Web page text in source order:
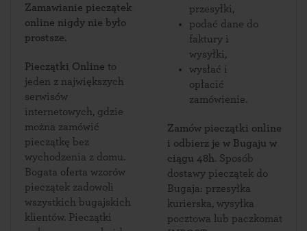
Zamawianie pieczątek
online nigdy nie było
prostsze.
Pieczątki Online to
jeden z największych
serwisów
internetowych, gdzie
można zamówić
pieczątkę bez
wychodzenia z domu.
Bogata oferta wzorów
pieczątek zadowoli
wszystkich bugajskich
klientów. Pieczątki
przesyłki,
podać dane do
faktury i
wysyłki,
wysłać i
opłacić
zamówienie.
Zamów pieczątki online
i odbierz je w Bugaju w
ciągu 48h. Sposób
dostawy pieczątek do
Bugaja: przesyłka
kurierska, wysyłka
pocztowa lub paczkomat